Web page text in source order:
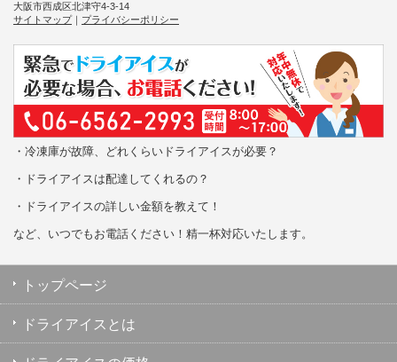
大阪市西成区北津守4-3-14
サイトマップ｜ プライバシーポリシー
・冷凍庫が故障、どれくらいドライアイスが必要？
・ドライアイスは配達してくれるの？
・ドライアイスの詳しい金額を教えて！
など、いつでもお電話ください！精一杯対応いたします。
トップページ
ドライアイスとは